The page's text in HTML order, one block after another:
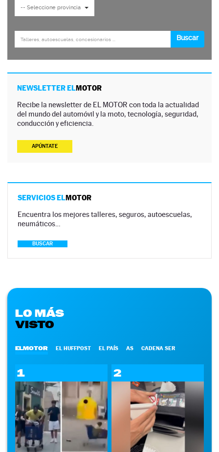
NEWSLETTER ELMOTOR
Recibe la newsletter de EL MOTOR con toda la actualidad
del mundo del automóvil y la moto, tecnología, seguridad,
conducción y eficiencia.
APÚNTATE
SERVICIOS ELMOTOR
Encuentra los mejores talleres, seguros, autoescuelas,
neumáticos…
BUSCAR
LO MÁS
VISTO
ELMOTOR EL HUFFPOST EL PAÍS AS CADENA SER
1 2